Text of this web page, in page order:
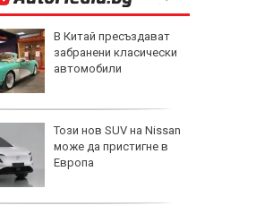
В Китай пресъздават
забранени класически
автомобили
Този нов SUV на Nissan
може да пристигне в
Европа